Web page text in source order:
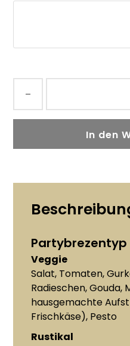
-
In den
Partybrezentyp
Veggie
Salat, Tomaten,
Radieschen, Gouda,
hausgemachte
Frischkäse), Pesto
Rustikal